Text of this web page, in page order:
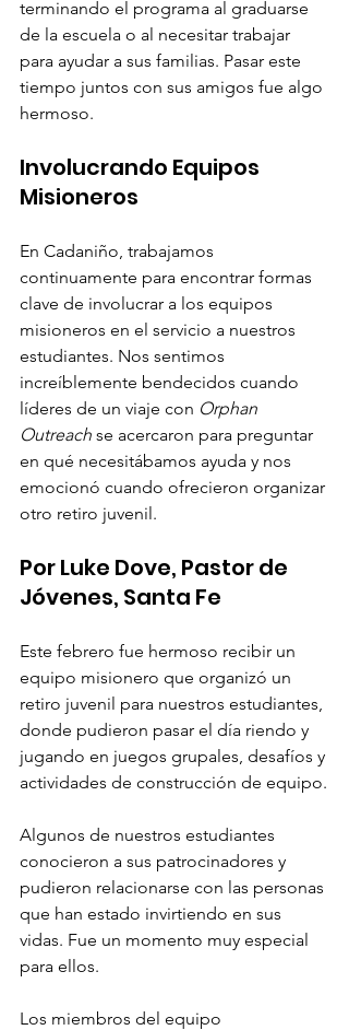
terminando el programa al graduarse
de la escuela o al necesitar trabajar
para ayudar a sus familias. Pasar este
tiempo juntos con sus amigos fue algo
hermoso.
Involucrando Equipos
Misioneros
En Cadaniño, trabajamos
continuamente para encontrar formas
clave de involucrar a los equipos
misioneros en el servicio a nuestros
estudiantes. Nos sentimos
increíblemente bendecidos cuando
líderes de un viaje con Orphan
Outreach se acercaron para preguntar
en qué necesitábamos ayuda y nos
emocionó cuando ofrecieron organizar
otro retiro juvenil.
Por Luke Dove, Pastor de
Jóvenes, Santa Fe
Este febrero fue hermoso recibir un
equipo misionero que organizó un
retiro juvenil para nuestros estudiantes,
donde pudieron pasar el día riendo y
jugando en juegos grupales, desafíos y
actividades de construcción de equipo.
Algunos de nuestros estudiantes
conocieron a sus patrocinadores y
pudieron relacionarse con las personas
que han estado invirtiendo en sus
vidas. Fue un momento muy especial
para ellos.
Los miembros del equipo